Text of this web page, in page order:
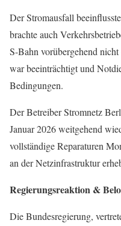
Der Stromausfall
brachte auch
S-Bahn vorübergehend
war beeinträchtigt und
Bedingungen.
Der Betreiber Stromnetz
Januar 2026 weitgehend
vollständige Reparaturen
an der Netzinfrastruktur
Regierungsreaktion &
Die Bundesregierung,